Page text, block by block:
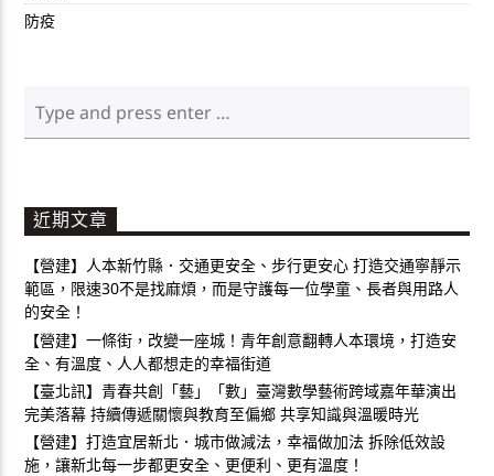
防疫
近期文章
【營建】人本新竹縣．交通更安全、步行更安心 打造交通寧靜示
範區，限速30不是找麻煩，而是守護每一位學童、長者與用路人
的安全！
【營建】一條街，改變一座城！青年創意翻轉人本環境，打造安
全、有溫度、人人都想走的幸福街道
【臺北訊】青春共創「藝」「數」臺灣數學藝術跨域嘉年華演出
完美落幕 持續傳遞關懷與教育至偏鄉 共享知識與溫暖時光
【營建】打造宜居新北．城市做減法，幸福做加法 拆除低效設
施，讓新北每一步都更安全、更便利、更有溫度！